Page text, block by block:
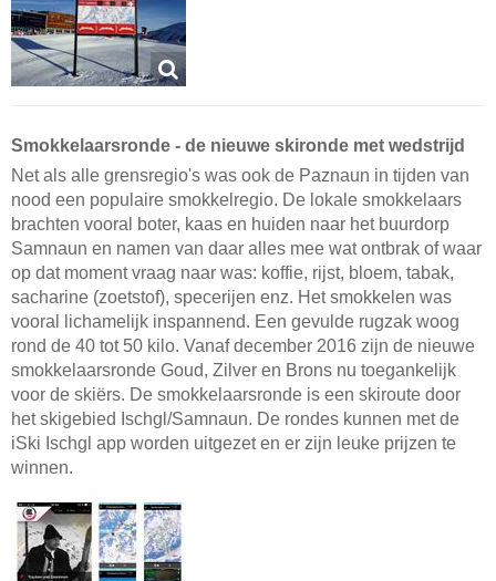
Smokkelaarsronde - de nieuwe skironde met wedstrijd
Net als alle grensregio's was ook de Paznaun in tijden van
nood een populaire smokkelregio. De lokale smokkelaars
brachten vooral boter, kaas en huiden naar het buurdorp
Samnaun en namen van daar alles mee wat ontbrak of waar
op dat moment vraag naar was: koffie, rijst, bloem, tabak,
sacharine (zoetstof), specerijen enz. Het smokkelen was
vooral lichamelijk inspannend. Een gevulde rugzak woog
rond de 40 tot 50 kilo. Vanaf december 2016 zijn de nieuwe
smokkelaarsronde Goud, Zilver en Brons nu toegankelijk
voor de skiërs. De smokkelaarsronde is een skiroute door
het skigebied Ischgl/Samnaun. De rondes kunnen met de
iSki Ischgl app worden uitgezet en er zijn leuke prijzen te
winnen.